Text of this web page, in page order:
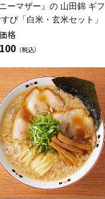
ニーマザー』の 山田錦 ギフ
すび「白米・玄米セット」
格